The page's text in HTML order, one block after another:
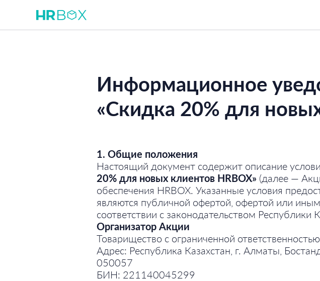
Информационное
«Скидка 20% для
1. Общие положения
Настоящий документ содержит описание
20% для новых клиентов HRBOX» (далее —
обеспечения HRBOX. Указанные условия
являются публичной офертой, офертой или
соответствии с законодательством Республики
Организатор Акции
Товарищество с ограниченной
Адрес: Республика Казахстан, г. Алматы,
050057
БИН: 221140045299